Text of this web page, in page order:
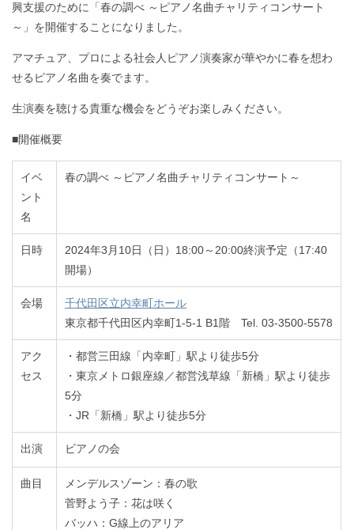
興支援のために「春の調べ ～ピアノ名曲チャリティコンサート
～」を開催することになりました。
アマチュア、プロによる社会人ピアノ演奏家が華やかに春を想わ
せるピアノ名曲を奏でます。
生演奏を聴ける貴重な機会をどうぞお楽しみください。
■開催概要
イベ
ント
名
春の調べ ～ピアノ名曲チャリティコンサート～
日時
2024年3月10日（日）18:00～20:00終演予定（17:40
開場）
会場
千代田区立内幸町ホール
東京都千代田区内幸町1-5-1 B1階 Tel. 03-3500-5578
アク
セス
・都営三田線「内幸町」駅より徒歩5分
・東京メトロ銀座線／都営浅草線「新橋」駅より徒歩
5分
・JR「新橋」駅より徒歩5分
出演 ビアノの会
曲目
メンデルスゾーン：春の歌
菅野よう子：花は咲く
バッハ：G線上のアリア